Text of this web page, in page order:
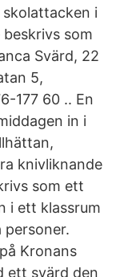
i
som
Svärd, 22
5,
177 60 .. En
in i
knivliknande
som ett
i ett klassrum
Kronans
ett svärd den